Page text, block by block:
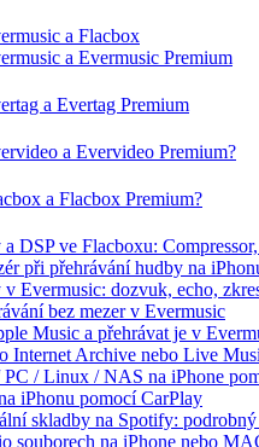
a Flacbox
a Evermusic Premium
a Evertag Premium
a Evervideo Premium?
a Flacbox Premium?
DSP ve Flacboxu:
při přehrávání hudby na
Evermusic: dozvuk, echo,
bez mezer v Evermusic
Music a přehrávat je v
Internet Archive nebo Live
PC / Linux / NAS na iPhone
iPhonu pomocí CarPlay
skladby na Spotify:
souborech na iPhone nebo